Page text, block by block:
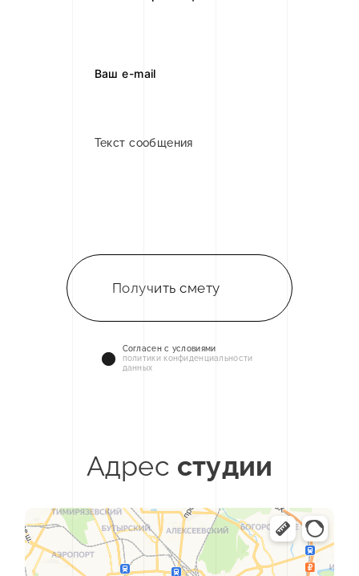
Получить смету
Cогласен с условиями
политики конфиденциальности
данных
Адрес студии